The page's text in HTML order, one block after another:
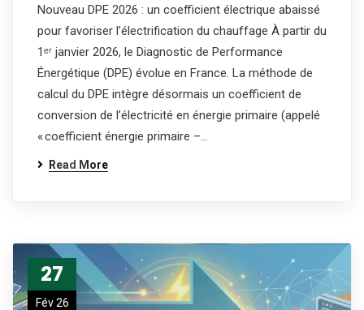
Nouveau DPE 2026 : un coefficient électrique abaissé
pour favoriser l’électrification du chauffage À partir du
1ᵉʳ janvier 2026, le Diagnostic de Performance
Énergétique (DPE) évolue en France. La méthode de
calcul du DPE intègre désormais un coefficient de
conversion de l’électricité en énergie primaire (appelé
« coefficient énergie primaire –…
Read More
27
Fév 26